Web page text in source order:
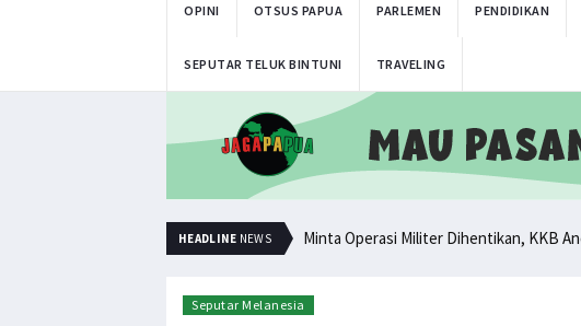
OPINI OTSUS PAPUA PARLEMEN PENDIDIKAN
SEPUTAR TELUK BINTUNI TRAVELING
HEADLINE NEWS Minta Operasi Militer Dihentikan, KKB
Seputar Melanesia